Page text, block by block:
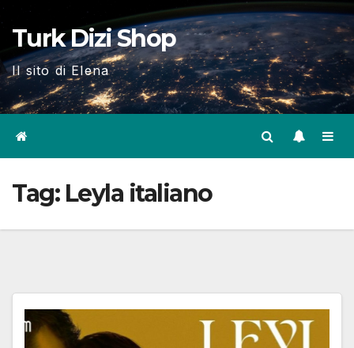
Skip
content
Turk Dizi Shop
Il sito di Elena
Tag: Leyla italiano